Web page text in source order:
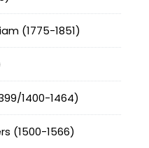
(1775-1851)
1400-1464)
(1500-1566)